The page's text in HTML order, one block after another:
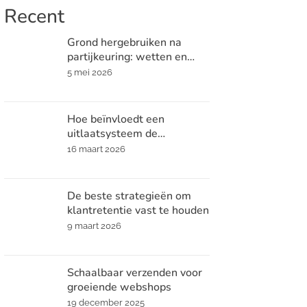
Recent
Grond hergebruiken na
partijkeuring: wetten en
praktische tips
5 mei 2026
Hoe beïnvloedt een
uitlaatsysteem de
prestaties en het geluid van
16 maart 2026
De beste strategieën om
klantretentie vast te houden
9 maart 2026
Schaalbaar verzenden voor
groeiende webshops
19 december 2025